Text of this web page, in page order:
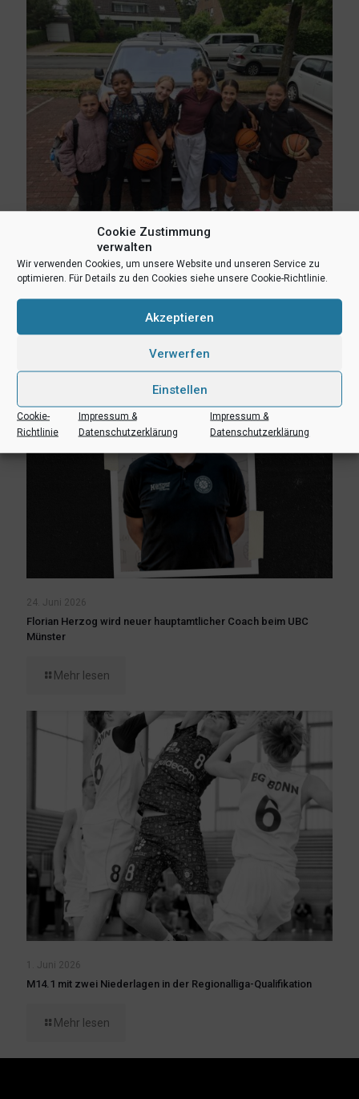
Cookie Zustimmung
verwalten
Wir verwenden Cookies, um unsere Website und unseren Service zu
optimieren. Für Details zu den Cookies siehe unsere Cookie-Richtlinie.
Akzeptieren
Verwerfen
Einstellen
Cookie-
Richtlinie
Impressum &
Datenschutzerklärung
Impressum &
Datenschutzerklärung
Regionalstützpunkttraining in Bielefeld – Mädchen und Jungen
der Jahrgänge 2014/2015
24. Juni 2026
Florian Herzog wird neuer hauptamtlicher Coach beim UBC
Münster
Mehr lesen
1. Juni 2026
M14.1 mit zwei Niederlagen in der Regionalliga-Qualifikation
Mehr lesen